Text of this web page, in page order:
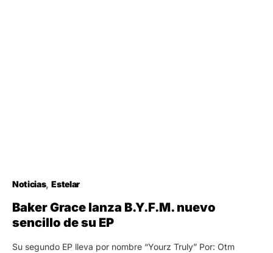
Noticias Estelar
Baker Grace lanza B.Y.F.M. nuevo
sencillo de su EP
Su segundo EP lleva por nombre “Yourz Truly” Por: Otm